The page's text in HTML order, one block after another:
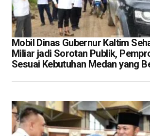
Mobil Dinas Gubernur Kaltim
Miliar jadi Sorotan Publik,
Sesuai Kebutuhan Medan yang